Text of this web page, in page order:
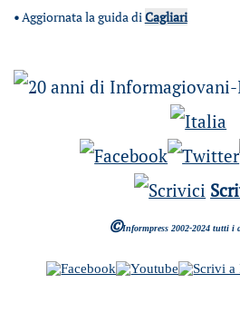
•Aggiornata la guida diCagliari
©Informpress 2002-2024 tutti i